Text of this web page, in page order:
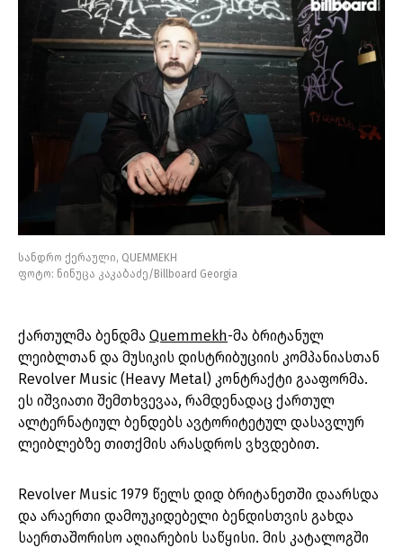
სანდრო ქერაული, QUEMMEKH
ფოტო: ნინუცა კაკაბაძე/Billboard Georgia
ქართულმა ბენდმა Quemmekh-მა ბრიტანულ
ლეიბლთან და მუსიკის დისტრიბუციის კომპანიასთან
Revolver Music (Heavy Metal) კონტრაქტი გააფორმა.
ეს იშვიათი შემთხვევაა, რამდენადაც ქართულ
ალტერნატიულ ბენდებს ავტორიტეტულ დასავლურ
ლეიბლებზე თითქმის არასდროს ვხვდებით.
Revolver Music 1979 წელს დიდ ბრიტანეთში დაარსდა
და არაერთი დამოუკიდებელი ბენდისთვის გახდა
საერთაშორისო აღიარების საწყისი. მის კატალოგში